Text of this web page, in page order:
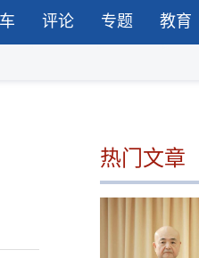
评论 专题 教育
热门文章